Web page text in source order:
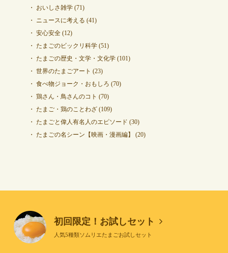
おいしさ雑学(71)
ニュースに考える (41)
安心安全(12)
たまごのビックリ科学(51)
たまごの歴史・文学・文化学(101)
世界のたまごアート (23)
食べ物ジョーク・おもしろ (70)
鶏さん・鳥さんのコト (70)
たまご・鶏のことわざ(109)
たまごと偉人有名人のエピソード (30)
たまごの名シーン【映画・漫画編】
(20)
初回限定！お試しセット
人気5種類ソムリエたまごお試しセット